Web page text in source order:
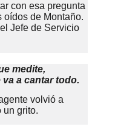
con esa pregunta
oídos de Montaño.
Jefe de Servicio
medite,
a cantar todo.
volvió a
un grito.